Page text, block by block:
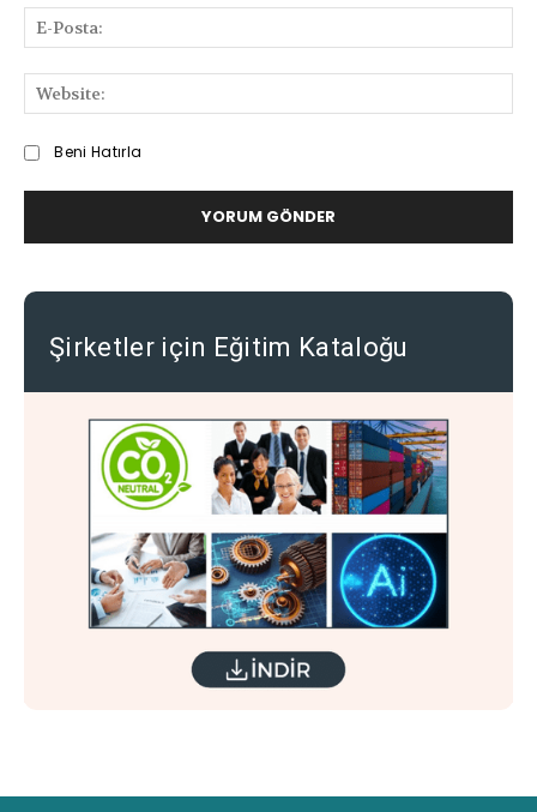
Beni Hatırla
Şirketler için Eğitim Kataloğu